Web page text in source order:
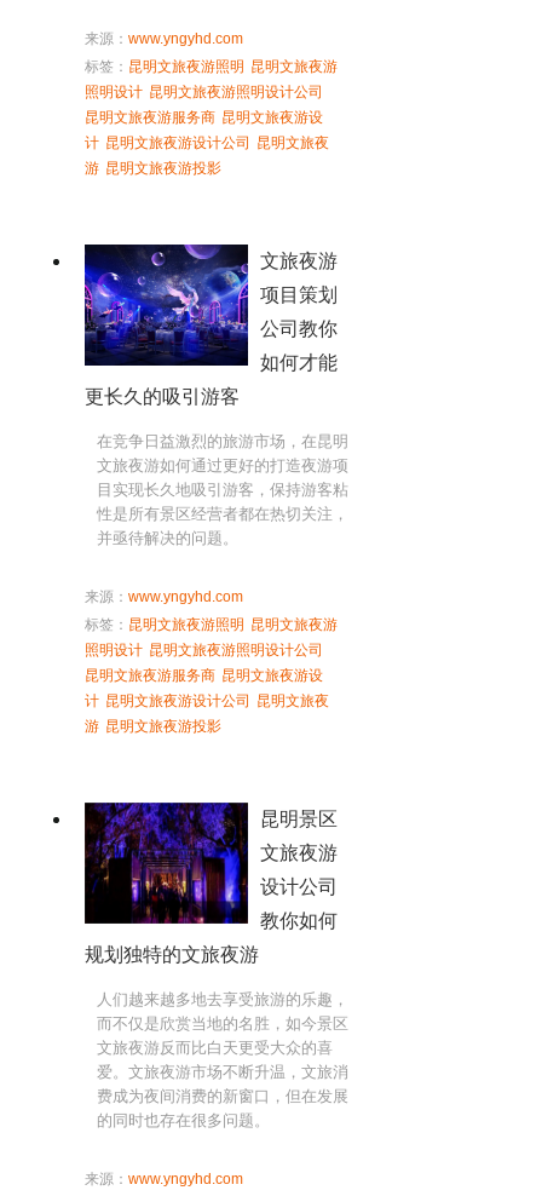
来源： www.yngyhd.com
标签： 昆明文旅夜游照明 昆明文旅夜游
照明设计 昆明文旅夜游照明设计公司
昆明文旅夜游服务商 昆明文旅夜游设
计 昆明文旅夜游设计公司 昆明文旅夜
游 昆明文旅夜游投影
文旅夜游
项目策划
公司教你
如何才能
更长久的吸引游客
在竞争日益激烈的旅游市场，在昆明
文旅夜游如何通过更好的打造夜游项
目实现长久地吸引游客，保持游客粘
性是所有景区经营者都在热切关注，
并亟待解决的问题。
来源： www.yngyhd.com
标签： 昆明文旅夜游照明 昆明文旅夜游
照明设计 昆明文旅夜游照明设计公司
昆明文旅夜游服务商 昆明文旅夜游设
计 昆明文旅夜游设计公司 昆明文旅夜
游 昆明文旅夜游投影
昆明景区
文旅夜游
设计公司
教你如何
规划独特的文旅夜游
人们越来越多地去享受旅游的乐趣，
而不仅是欣赏当地的名胜，如今景区
文旅夜游反而比白天更受大众的喜
爱。文旅夜游市场不断升温，文旅消
费成为夜间消费的新窗口，但在发展
的同时也存在很多问题。
来源： www.yngyhd.com